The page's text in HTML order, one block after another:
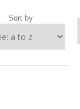
Sort by